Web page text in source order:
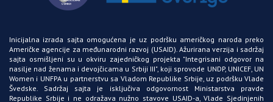
Inicijalna izrada sajta omogućena je uz podršku američkog naroda preko
Američke agencije za međunarodni razvoj (USAID) . Ažurirana verzija i sadržaj
sajta osmišljeni su u okviru zajedničkog projekta "Integrisani odgovor na
nasilje nad ženama i devojčicama u Srbiji III", koji sprovode UNDP, UNICEF, UN
Women i UNFPA u partnerstvu sa Vladom Republike Srbije, uz podršku Vlade
Švedske. Sadržaj sajta je isključiva odgovornost Ministarstva pravde
Republike Srbije i ne odražava nužno stavove USAID-a , Vlade Sjedinjenih